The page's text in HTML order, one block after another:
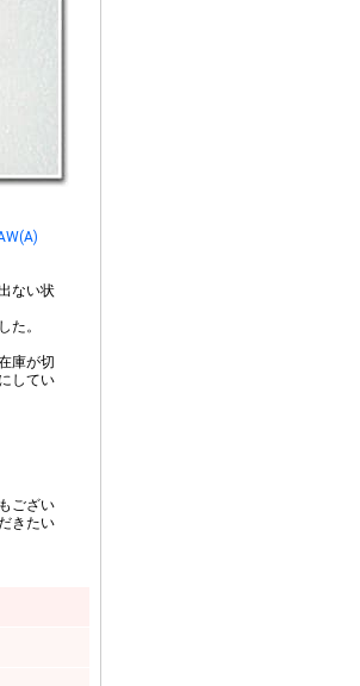
ない状
た。
庫が切
してい
ござい
きたい